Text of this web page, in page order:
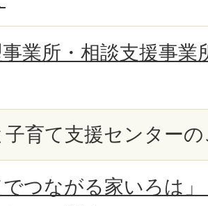
業所・相談支援事業
子育て支援センター
でつながる家いろは